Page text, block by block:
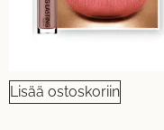
Lisää ostoskoriin